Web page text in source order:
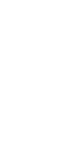
passif